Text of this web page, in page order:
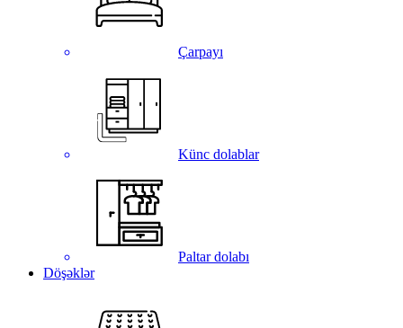
Çarpayı
Künc dolablar
Paltar dolabı
Döşəklər